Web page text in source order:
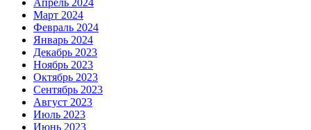
Март 2024
Февраль 2024
Январь 2024
Декабрь 2023
Ноябрь 2023
Октябрь 2023
Сентябрь 2023
Август 2023
Июль 2023
Июнь 2023